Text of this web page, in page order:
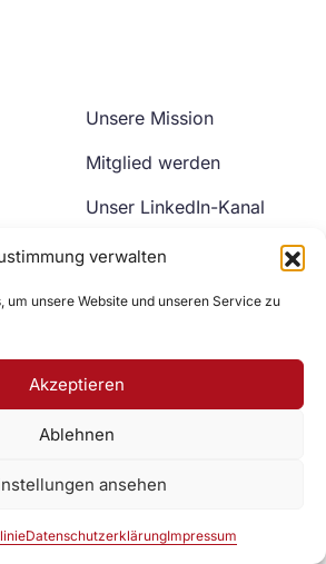
verwalten
um unsere Website und unseren Service zu
Akzeptieren
Ablehnen
ansehen
DatenschutzerklärungImpressum
Unsere Mission
Mitglied werden
Unser LinkedIn-Kanal
Unser YouTube-Kanal
Zur DAV Webseite